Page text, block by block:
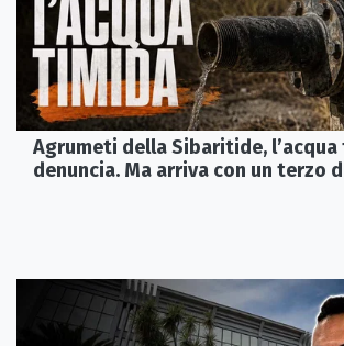
Agrumeti della Sibaritide,
denuncia. Ma arriva con un terzo